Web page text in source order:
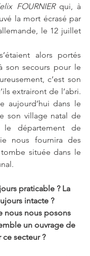
FOURNIER qui, à
la mort écrasé par
le 12 juillet
alors portés
son secours pour le
c’est son
extrairont de l’abri.
aujourd’hui dans le
son village natal de
le département de
nous fournira des
située dans le
praticable ? La
intacte ?
nous nous posons
un ouvrage de
ce secteur ?